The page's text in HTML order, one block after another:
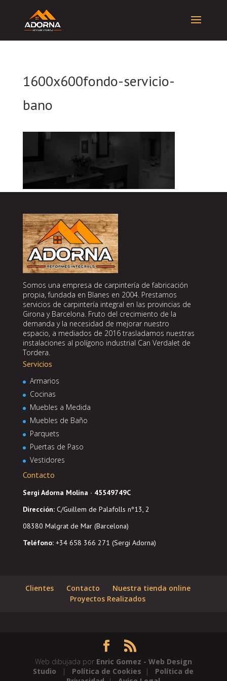
1600x600fondo-servicio-
bano
Somos una empresa de carpintería de fabricación
propia, fundada en Blanes en 2004. Prestamos
servicios de carpintería integral en las provincias de
Girona y Barcelona. Fruto del crecimiento de la
demanda y la necesidad de mejorar nuestro
espacio, a mediados de 2016 trasladamos nuestras
instalaciones al polígono industrial Can Verdalet de
Tordera.
Servicios
Armarios
Cocinas
Muebles a Medida
Muebles de Baño
Parquets
Puertas de Paso
Vestidores
Contacto
Sergi Adorna Molina · 45549749C
Dirección: C/Guillem de Palafolls nº13, 2
08380 Malgrat de Mar (Barcelona)
Teléfono: +34 658 366 271 (Sergi Adorna)
Clientes Contacto
Nuestra tienda online
Proyectos Realizados
Web dibujada por Enric Gomez - Web Design
Studio | Política de Cookies | Política de